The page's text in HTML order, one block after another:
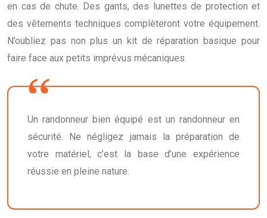
en cas de chute. Des gants, des lunettes de protection et
des vêtements techniques complèteront votre équipement.
N’oubliez pas non plus un kit de réparation basique pour
faire face aux petits imprévus mécaniques.
Un randonneur bien équipé est un randonneur en
sécurité. Ne négligez jamais la préparation de
votre matériel, c’est la base d’une expérience
réussie en pleine nature.